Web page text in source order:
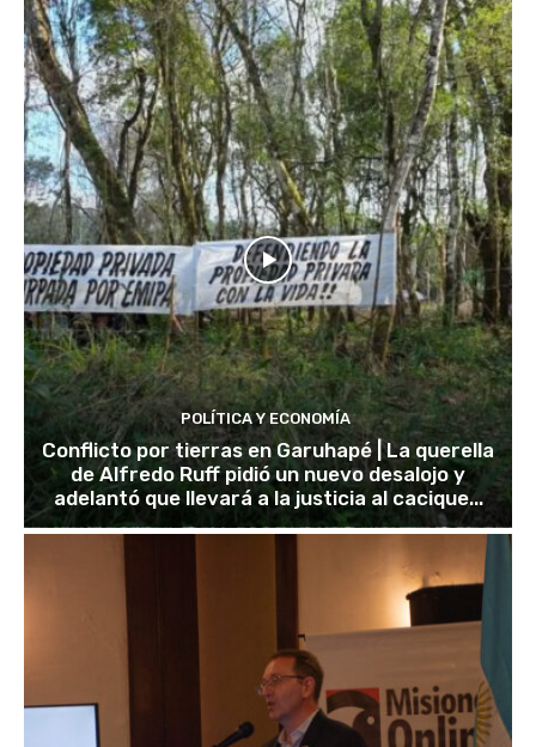
POLÍTICA Y ECONOMÍA
Conflicto por tierras en Garuhapé | La querella
de Alfredo Ruff pidió un nuevo desalojo y
adelantó que llevará a la justicia al cacique...